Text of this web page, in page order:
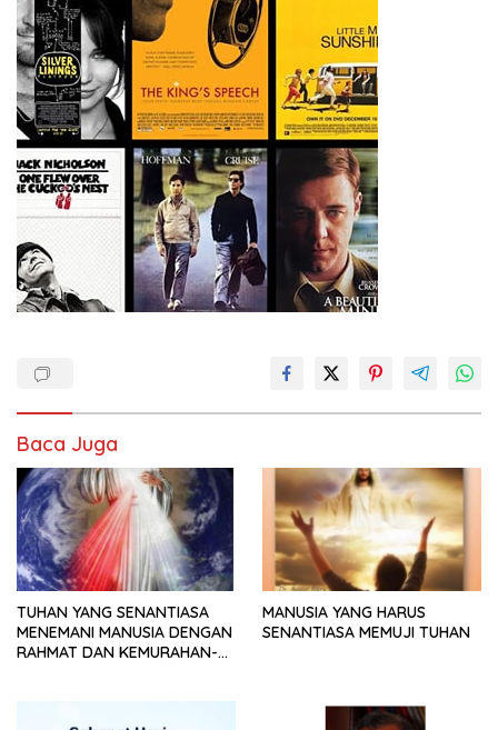
Baca Juga
TUHAN YANG SENANTIASA
MENEMANI MANUSIA DENGAN
RAHMAT DAN KEMURAHAN-
MANUSIA YANG HARUS
SENANTIASA MEMUJI TUHAN